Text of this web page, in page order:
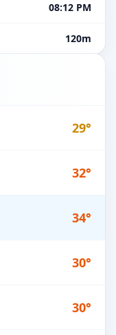
08:12 PM
120m
29°
32°
34°
30°
30°